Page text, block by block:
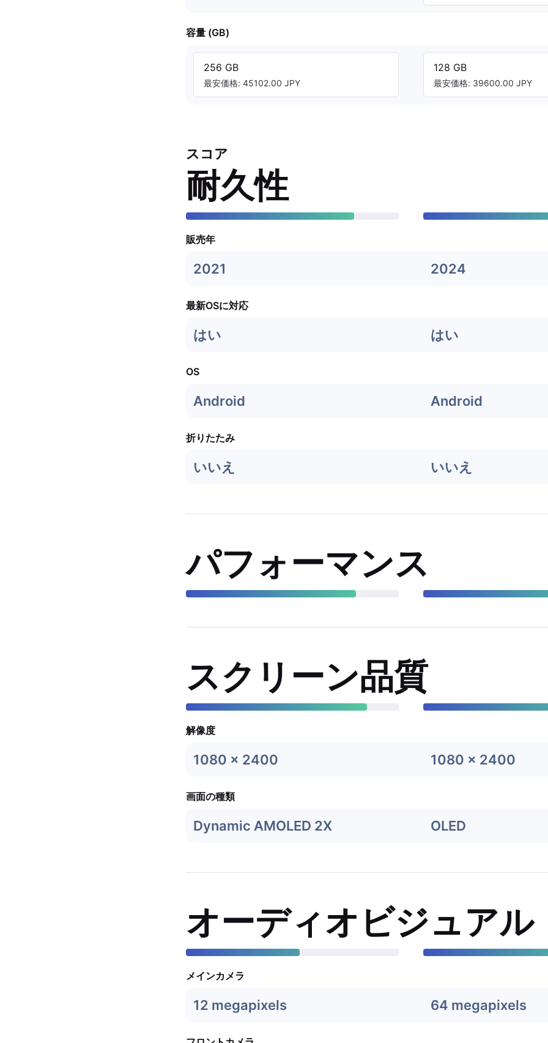
容量 (GB)
256 GB
最安価格: 45102.00 JPY
128 GB
最安価格: 39600.00 JPY
スコア
耐久性
販売年
2021 2024
最新OSに対応
はい はい
OS
Android Android
折りたたみ
いいえ いいえ
パフォーマンス
スクリーン品質
解像度
1080 x 2400 1080 x 2400
画面の種類
Dynamic AMOLED 2X OLED
オーディオビジュアル
メインカメラ
12 megapixels 64 megapixels